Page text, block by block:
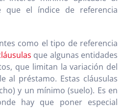
que el índice de referencia
como el tipo de referencia
que algunas entidades
que limitan la variación del
al préstamo. Estas cláusulas
y un mínimo (suelo). Es en
hay que poner especial